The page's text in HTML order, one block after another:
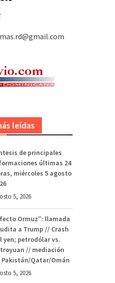
leídas
de principales
últimas 24
miércoles 5 agosto
5, 2026
Ormuz”: llamada
a Trump // Crash
yen; petrodólar vs.
// mediación
Pakistán/Qatar/Omán
5, 2026